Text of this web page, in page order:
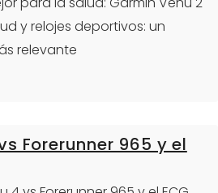
y relojes deportivos: un
relevante
Forerunner 965 y el